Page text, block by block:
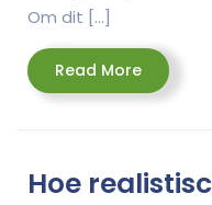
Om dit […]
Read MoreRead
More
Hoe